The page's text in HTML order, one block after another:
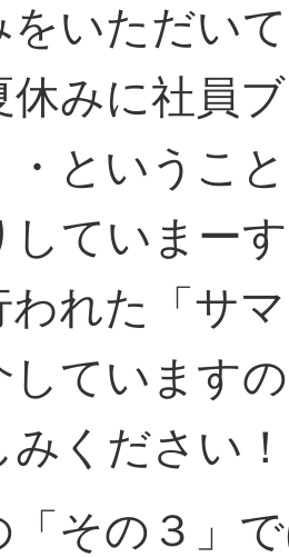
をいただい
休みに社員
・というこ
していまー
われた「サ
しています
ください！
「その３」